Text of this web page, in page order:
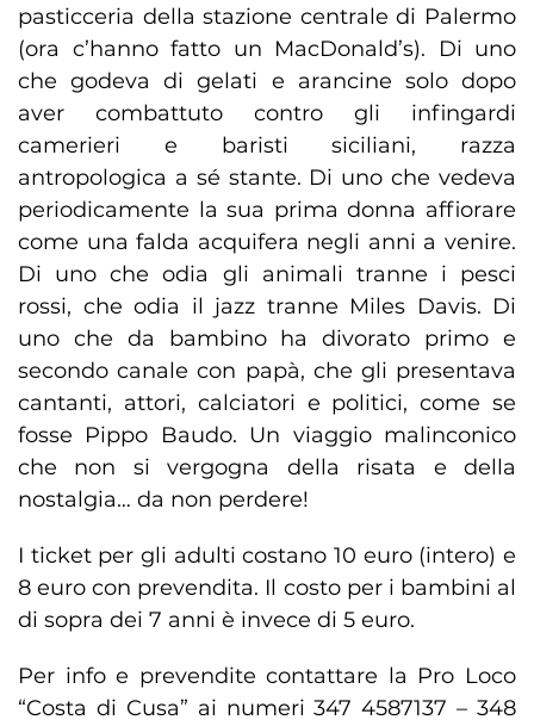
pasticceria della stazione centrale di Palermo
(ora c’hanno fatto un MacDonald’s). Di uno
che godeva di gelati e arancine solo dopo
aver combattuto contro gli infingardi
camerieri e baristi siciliani, razza
antropologica a sé stante. Di uno che vedeva
periodicamente la sua prima donna affiorare
come una falda acquifera negli anni a venire.
Di uno che odia gli animali tranne i pesci
rossi, che odia il jazz tranne Miles Davis. Di
uno che da bambino ha divorato primo e
secondo canale con papà, che gli presentava
cantanti, attori, calciatori e politici, come se
fosse Pippo Baudo. Un viaggio malinconico
che non si vergogna della risata e della
nostalgia… da non perdere!
I ticket per gli adulti costano 10 euro (intero) e
8 euro con prevendita. Il costo per i bambini al
di sopra dei 7 anni è invece di 5 euro.
Per info e prevendite contattare la Pro Loco
“Costa di Cusa” ai numeri 347 4587137 – 348